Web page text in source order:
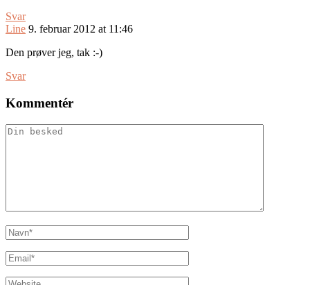
Svar
Line 9. februar 2012 at 11:46
Den prøver jeg, tak :-)
Svar
Kommentér